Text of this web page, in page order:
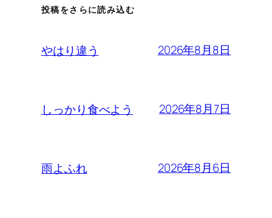
投稿をさらに読み込む
やはり違う 2026年8月8日
しっかり食べよう 2026年8月7日
雨よふれ 2026年8月6日